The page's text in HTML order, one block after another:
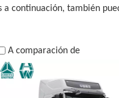
a continuación, también
A comparación de